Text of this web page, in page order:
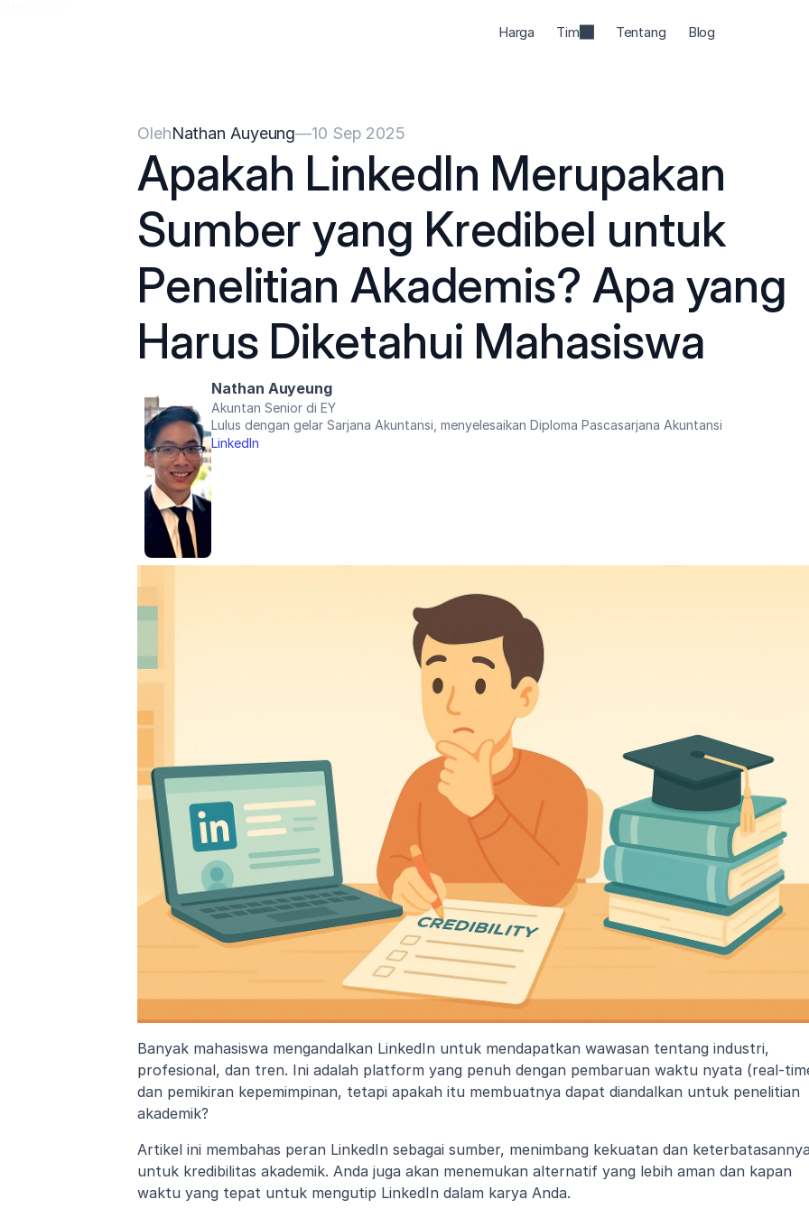
Harga Tim Tentang Blog
OlehNathan Auyeung—10 Sep 2025
Apakah LinkedIn Merupakan
Sumber yang Kredibel untuk
Penelitian Akademis? Apa yang
Harus Diketahui Mahasiswa
Nathan Auyeung
Akuntan Senior di EY
Lulus dengan gelar Sarjana Akuntansi, menyelesaikan Diploma Pascasarjana Akuntansi
LinkedIn
Banyak mahasiswa mengandalkan LinkedIn untuk mendapatkan wawasan tentang industri,
profesional, dan tren. Ini adalah platform yang penuh dengan pembaruan waktu nyata (real-
dan pemikiran kepemimpinan, tetapi apakah itu membuatnya dapat diandalkan untuk penelitian
akademik?
Artikel ini membahas peran LinkedIn sebagai sumber, menimbang kekuatan dan
untuk kredibilitas akademik. Anda juga akan menemukan alternatif yang lebih aman dan kapan
waktu yang tepat untuk mengutip LinkedIn dalam karya Anda.